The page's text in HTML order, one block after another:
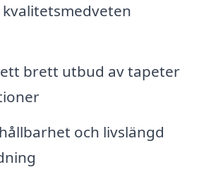
kvalitetsmedveten
brett utbud av tapeter
och livslängd